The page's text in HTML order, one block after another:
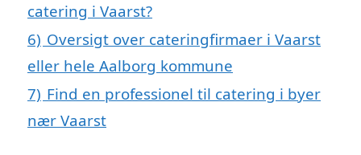
catering i Vaarst?
6) Oversigt over cateringfirmaer i Vaarst
eller hele Aalborg kommune
7) Find en professionel til catering i byer
nær Vaarst